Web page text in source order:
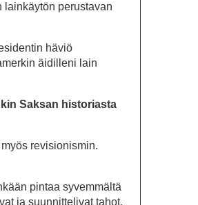
lainkäytön perustavan
häviö
äidilleni lain
Saksan historiasta
revisionismin.
pintaa syvemmältä
ja suunnittelivat tahot,